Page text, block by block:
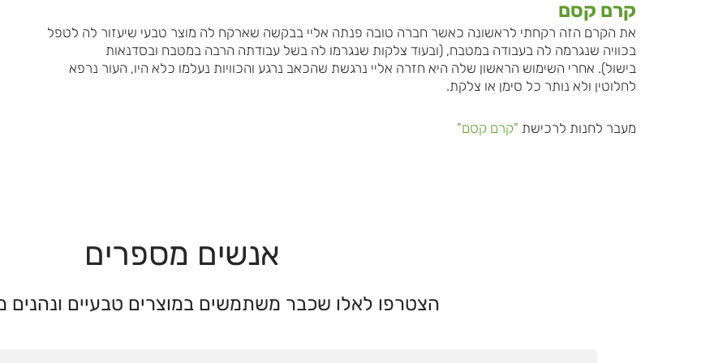
קרם קסם
את הקרם הזה רקחתי לראשונה כאשר חברה טובה פנתה אליי בבקשה שארקח לה מוצר טבעי שיעזור לה לטפל
בכוויה שנגרמה לה בעבודה במטבח, (ובעוד צלקות שנגרמו לה בשל עבודתה הרבה במטבח ובסדנאות
בישול). אחרי השימוש הראשון שלה היא חזרה אליי נרגשת שהכאב נרגע והכוויות נעלמו כלא היו, העור נרפא
לחלוטין ולא נותר כל סימן או צלקת.
מעבר לחנות לרכישת "קרם קסם"
אנשים מספרים
הצטרפו לאלו שכבר משתמשים במוצרים טבעיים ונהנים